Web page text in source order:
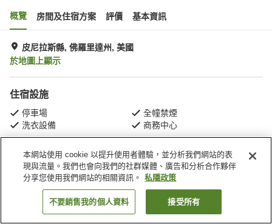
概覽 房間及住宿方案 評價 基本資訊
皮尼拉斯縣, 佛羅里達州, 美國
於地圖上顯示
住宿設施
停車場
全幢禁煙
洗衣設備
商務中心
主頁 美國 佛羅里達州
皮尼拉斯縣
Sonesta Simply Suites Clearwater (formerly Candlewood Suites
Clearwater)
找客房
本網站使用 cookie 以提升使用者體驗，並分析我們網站的表
現與流量。我們也會向我們的社群媒體、廣告和分析合作夥伴
分享您使用我們網站的相關資訊。
私隱政策
不要銷售我的個人資料 接受所有